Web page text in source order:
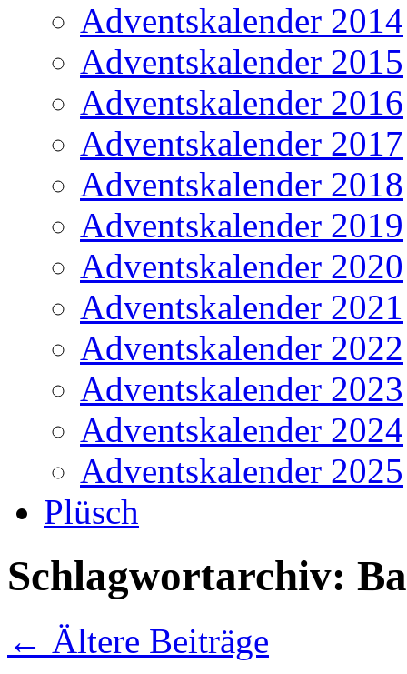
Adventskalender 2014
Adventskalender 2015
Adventskalender 2016
Adventskalender 2017
Adventskalender 2018
Adventskalender 2019
Adventskalender 2020
Adventskalender 2021
Adventskalender 2022
Adventskalender 2023
Adventskalender 2024
Adventskalender 2025
Plüsch
Schlagwortarchiv:
← Ältere Beiträge